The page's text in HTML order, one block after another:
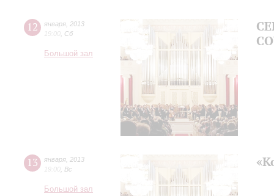
12 января 2013
19:00 Сб
Большой зал
13 января 2013
19:00 Вс
Большой зал